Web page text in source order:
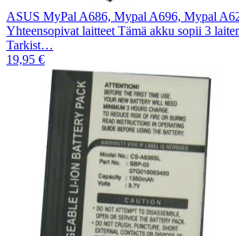
ASUS MyPal A686, Mypal A696, Mypal
Yhteensopivat laitteet Tämä akku sopii 3
Tarkist…
19,95 €